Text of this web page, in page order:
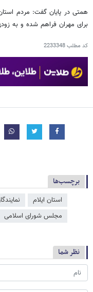
همتی در پایان گفت: مردم
برای مهران فراهم شده و به
کد مطلب2233348
برچسب‌ها
استان ایلام
مجلس شورای اسلامی
نظر شما